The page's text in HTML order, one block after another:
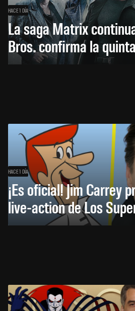
HACE 1 DÍA
La saga Matrix
Bros. confirma la
HACE 1 DÍA
¡Es oficial! Jim Carrey
live-action de Los